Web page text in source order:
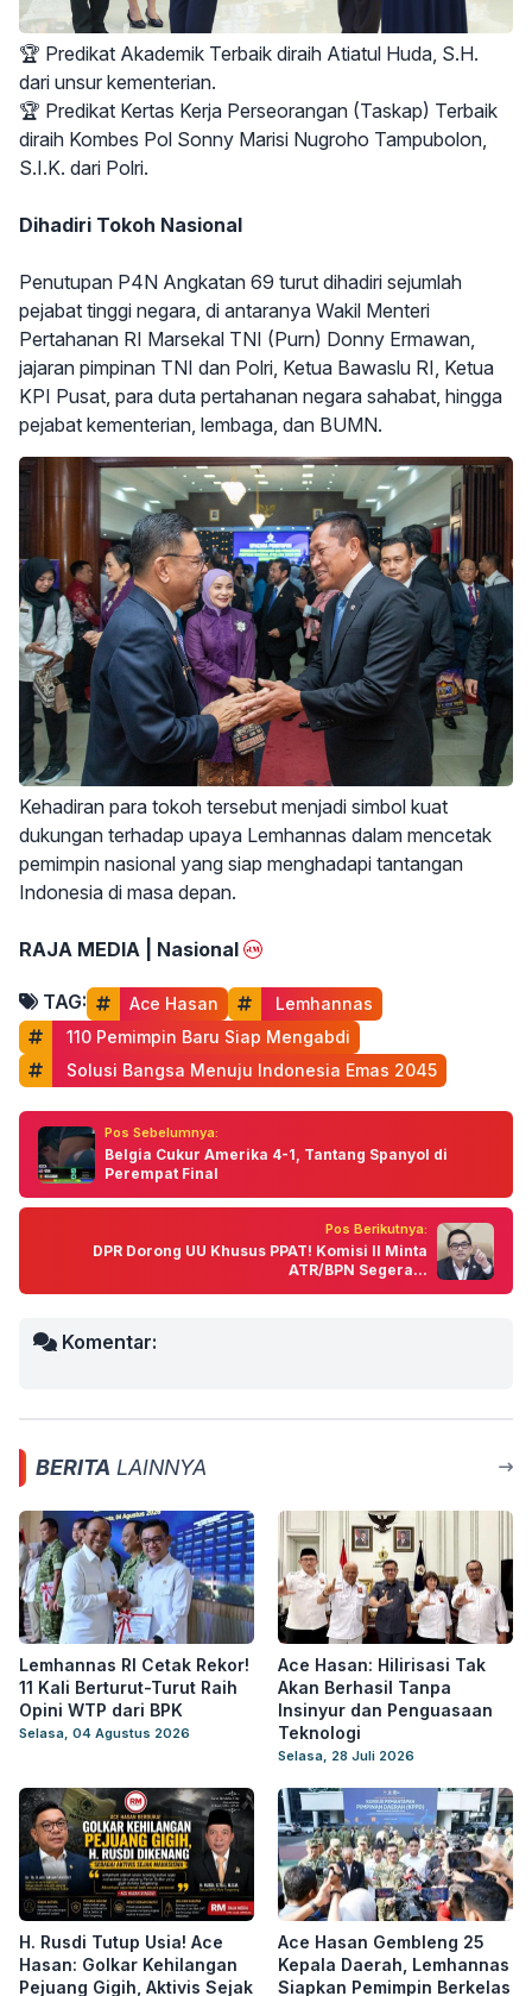
🏆 Predikat Akademik Terbaik diraih Atiatul Huda, S.H.
dari unsur kementerian.
🏆 Predikat Kertas Kerja Perseorangan (Taskap) Terbaik
diraih Kombes Pol Sonny Marisi Nugroho Tampubolon,
S.I.K. dari Polri.
Dihadiri Tokoh Nasional
Penutupan P4N Angkatan 69 turut dihadiri sejumlah
pejabat tinggi negara, di antaranya Wakil Menteri
Pertahanan RI Marsekal TNI (Purn) Donny Ermawan,
jajaran pimpinan TNI dan Polri, Ketua Bawaslu RI, Ketua
KPI Pusat, para duta pertahanan negara sahabat, hingga
pejabat kementerian, lembaga, dan BUMN.
Kehadiran para tokoh tersebut menjadi simbol kuat
dukungan terhadap upaya Lemhannas dalam mencetak
pemimpin nasional yang siap menghadapi tantangan
Indonesia di masa depan.
RAJA MEDIA | Nasional
TAG: Ace Hasan
Lemhannas
110 Pemimpin Baru Siap Mengabdi
Solusi Bangsa Menuju Indonesia Emas 2045
Pos Sebelumnya:
Belgia Cukur Amerika 4-1, Tantang Spanyol di
Perempat Final
Pos Berikutnya:
DPR Dorong UU Khusus PPAT! Komisi II Minta
ATR/BPN Segera...
Komentar:
BERITA LAINNYA
Lemhannas RI Cetak Rekor!
11 Kali Berturut-Turut Raih
Opini WTP dari BPK
Selasa, 04 Agustus 2026
Ace Hasan: Hilirisasi Tak
Akan Berhasil Tanpa
Insinyur dan Penguasaan
Teknologi
Selasa, 28 Juli 2026
H. Rusdi Tutup Usia! Ace
Hasan: Golkar Kehilangan
Pejuang Gigih, Aktivis Sejak
Ace Hasan Gembleng 25
Kepala Daerah, Lemhannas
Siapkan Pemimpin Berkelas